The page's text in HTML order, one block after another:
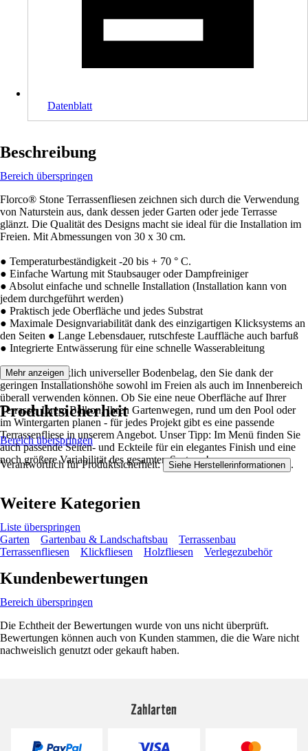
Datenblatt
Beschreibung
Bereich überspringen
Florco® Stone Terrassenfliesen zeichnen sich durch die Verwendung
von Naturstein aus, dank dessen jeder Garten oder jede Terrasse
glänzt. Die Qualität des Designs macht sie ideal für die Installation im
Freien. Mit Abmessungen von 30 x 30 cm.
● Temperaturbeständigkeit -20 bis + 70 ° C.
● Einfache Wartung mit Staubsauger oder Dampfreiniger
● Absolut einfache und schnelle Installation (Installation kann von
jedem durchgeführt werden)
● Praktisch jede Oberfläche und jedes Substrat
● Maximale Designvariabilität dank des einzigartigen Klicksystems an
den Seiten ● Lange Lebensdauer, rutschfeste Lauffläche auch barfuß
● Integrierte Entwässerung für eine schnelle Wasserableitung
Dies ist ein wirklich universeller Bodenbelag, den Sie dank der
geringen Installationshöhe sowohl im Freien als auch im Innenbereich
überall verwenden können. Ob Sie eine neue Oberfläche auf Ihrer
Terrasse, Ihrem Balkon, Ihren Gartenwegen, rund um den Pool oder
im Wintergarten planen - für jedes Projekt gibt es eine passende
Terrassenfliese in unserem Angebot. Unser Tipp: Im Menü finden Sie
auch passende Seiten- und Eckteile für ein elegantes Finish und eine
noch größere Variabilität des gesamten Systems!
Mehr anzeigen
Produktsicherheit
Bereich überspringen
Verantwortlich für Produktsicherheit: Siehe Herstellerinformationen .
Weitere Kategorien
Liste überspringen
Garten
Gartenbau & Landschaftsbau
Terrassenbau
Terrassenfliesen
Klickfliesen Holzfliesen Verlegezubehör
Kundenbewertungen
Bereich überspringen
Die Echtheit der Bewertungen wurde von uns nicht überprüft.
Bewertungen können auch von Kunden stammen, die die Ware nicht
nachweislich genutzt oder gekauft haben.
Zahlarten